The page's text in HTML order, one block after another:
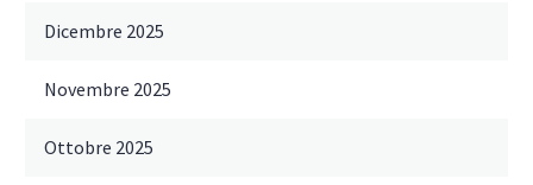
Dicembre 2025
Novembre 2025
Ottobre 2025